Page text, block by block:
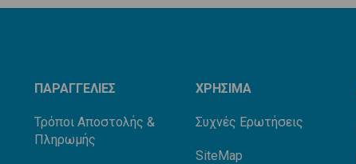
ΠΑΡΑΓΓΕΛΙΕΣ
Τρόποι Αποστολής &
Πληρωμής
ΧΡΗΣΙΜΑ
Συχνές Ερωτήσεις
SiteMap